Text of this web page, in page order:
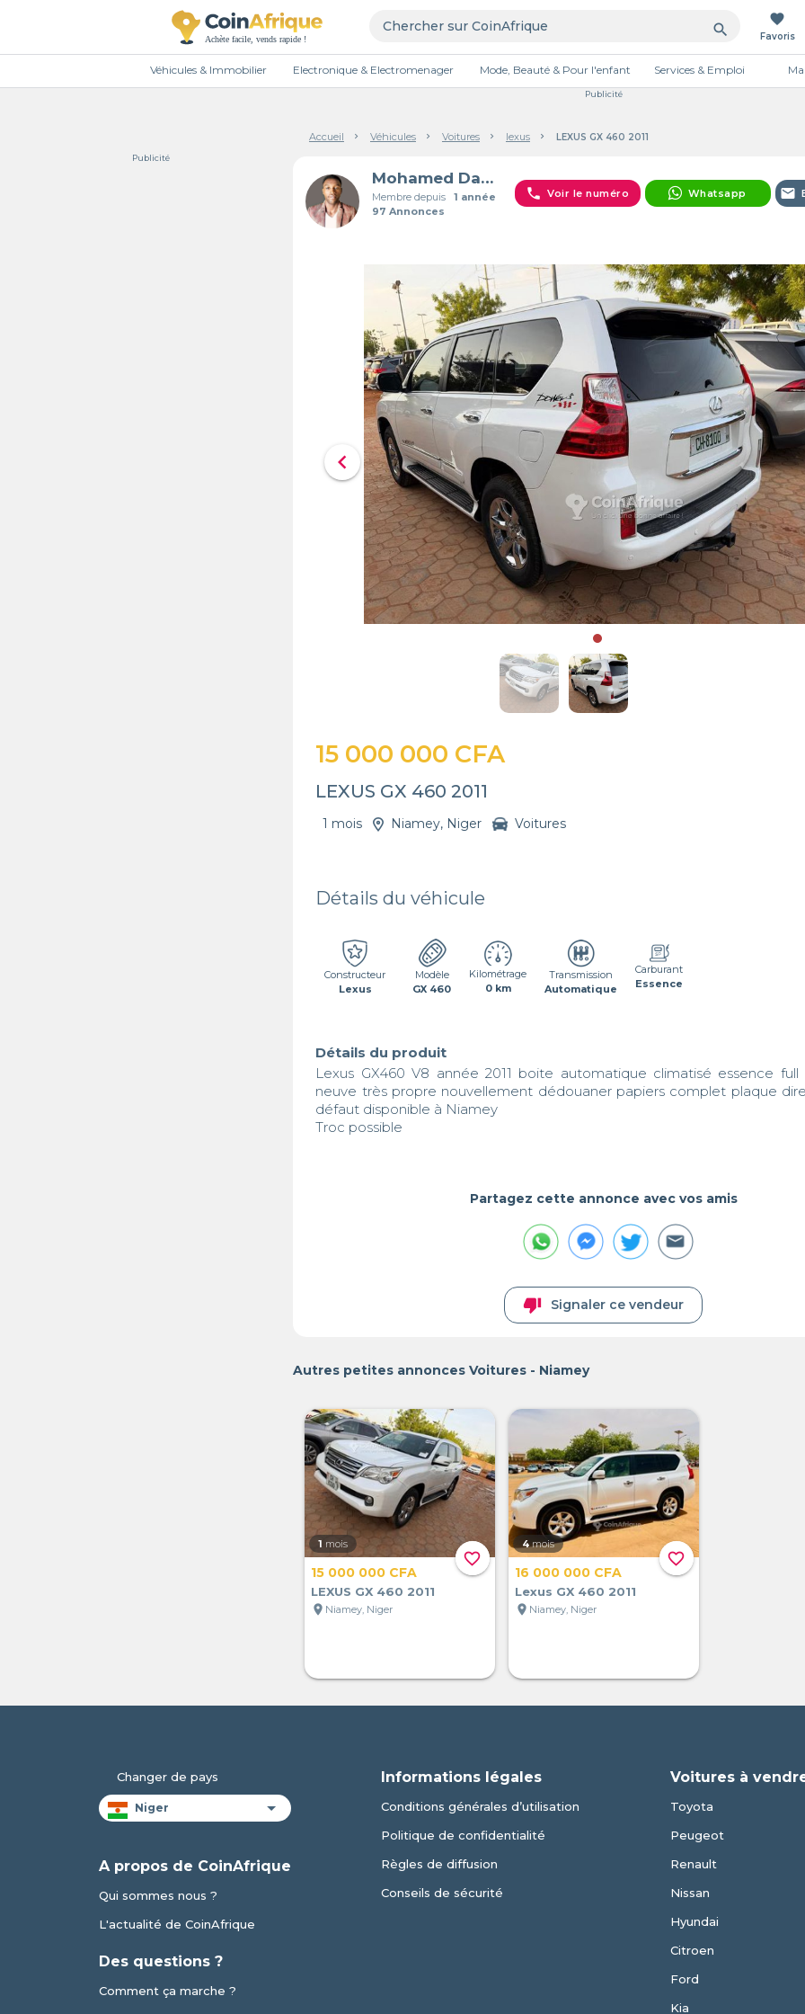
search
favorite
Favoris
Véhicules & Immobilier Electronique & Electromenager Mode, Beauté & Pour l'enfant Services & Emploi
Publicité
Accueil Véhicules Voitures lexus LEXUS GX 460 2011
Publicité
Mohamed Danbal Hassane
Membre depuis1 année
97 Annonces
phone Voir le numéro Whatsapp email
chevron_left
15 000 000 CFA
LEXUS GX 460 2011
1 mois Niamey, Niger Voitures
Détails du véhicule
Constructeur
Lexus
Modèle
GX 460
Kilométrage
0 km
Transmission
Automatique
Carburant
Essence
Détails du produit
Lexus GX460 V8 année 2011 boite automatique climatisé essence
neuve très propre nouvellement dédouaner papiers complet plaque
défaut disponible à Niamey
Troc possible
Partagez cette annonce avec vos amis
thumb_down Signaler ce vendeur
Autres petites annonces Voitures - Niamey
favorite_border
1 mois
15 000 000 CFA
LEXUS GX 460 2011
location_on Niamey, Niger
favorite_border
4 mois
16 000 000 CFA
Lexus GX 460 2011
location_on Niamey, Niger
Changer de pays
A propos de CoinAfrique
Qui sommes nous ?
L'actualité de CoinAfrique
Des questions ?
Comment ça marche ?
Informations légales
Conditions générales d’utilisation
Politique de confidentialité
Règles de diffusion
Conseils de sécurité
Voitures à
Toyota
Peugeot
Renault
Nissan
Hyundai
Citroen
Ford
Kia